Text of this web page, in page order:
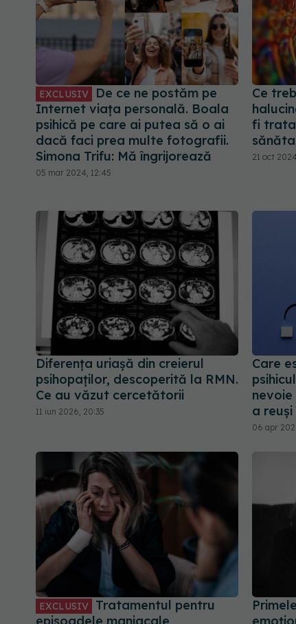
EXCLUSIV
De ce ne postăm pe
Internet viața personală. Boala
psihică pe care ai putea să o ai
dacă faci prea multe fotografii.
Simona Trifu: Mă îngrijorează
05 mar 2024, 12:45
Ce
fi
21 oct
Diferența uriașă din creierul
psihopaților, descoperită la RMN.
Ce au văzut cercetătorii
11 iun 2026, 20:35
Care
a
06 apr
EXCLUSIV
Tratamentul pentru
episoadele maniacale,